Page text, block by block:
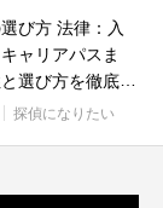
び方 法律：入
ャリアパスま
選び方を徹底解
探偵になりたい